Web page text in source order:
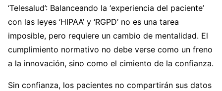
‘Telesalud’: Balanceando la ‘experiencia del paciente’
con las leyes ‘HIPAA’ y ‘RGPD’ no es una tarea
imposible, pero requiere un cambio de mentalidad. El
cumplimiento normativo no debe verse como un freno
a la innovación, sino como el cimiento de la confianza.
Sin confianza, los pacientes no compartirán sus datos